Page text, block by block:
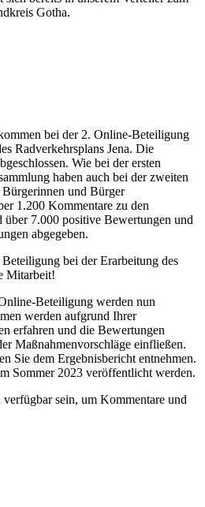
Gotha.
bei der 2. Online-Beteiligung
Radverkehrsplans Jena. Die
Wie bei der ersten
haben auch bei der zweiten
und Bürger
1.200 Kommentare zu den
über 7.000 positive Bewertungen und
abgegeben.
bei der Erarbeitung des
Mitarbeit!
Beteiligung werden nun
werden aufgrund Ihrer
erfahren und die Bewertungen
Maßnahmenvorschläge einfließen.
Sie dem Ergebnisbericht entnehmen.
Sommer 2023 veröffentlicht werden.
sein, um Kommentare und